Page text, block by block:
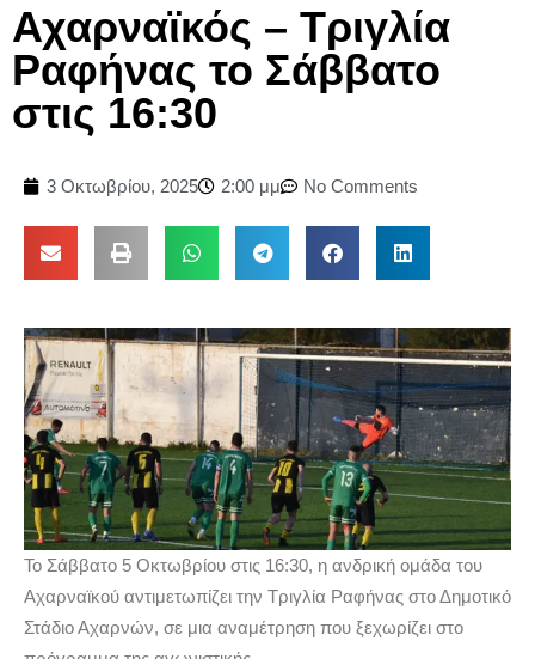
Αχαρναϊκός – Τριγλία
Ραφήνας το Σάββατο
στις 16:30
3 Οκτωβρίου, 2025 2:00 μμ No Comments
Το Σάββατο 5 Οκτωβρίου στις 16:30, η ανδρική ομάδα του
Αχαρναϊκού αντιμετωπίζει την Τριγλία Ραφήνας στο Δημοτικό
Στάδιο Αχαρνών, σε μια αναμέτρηση που ξεχωρίζει στο